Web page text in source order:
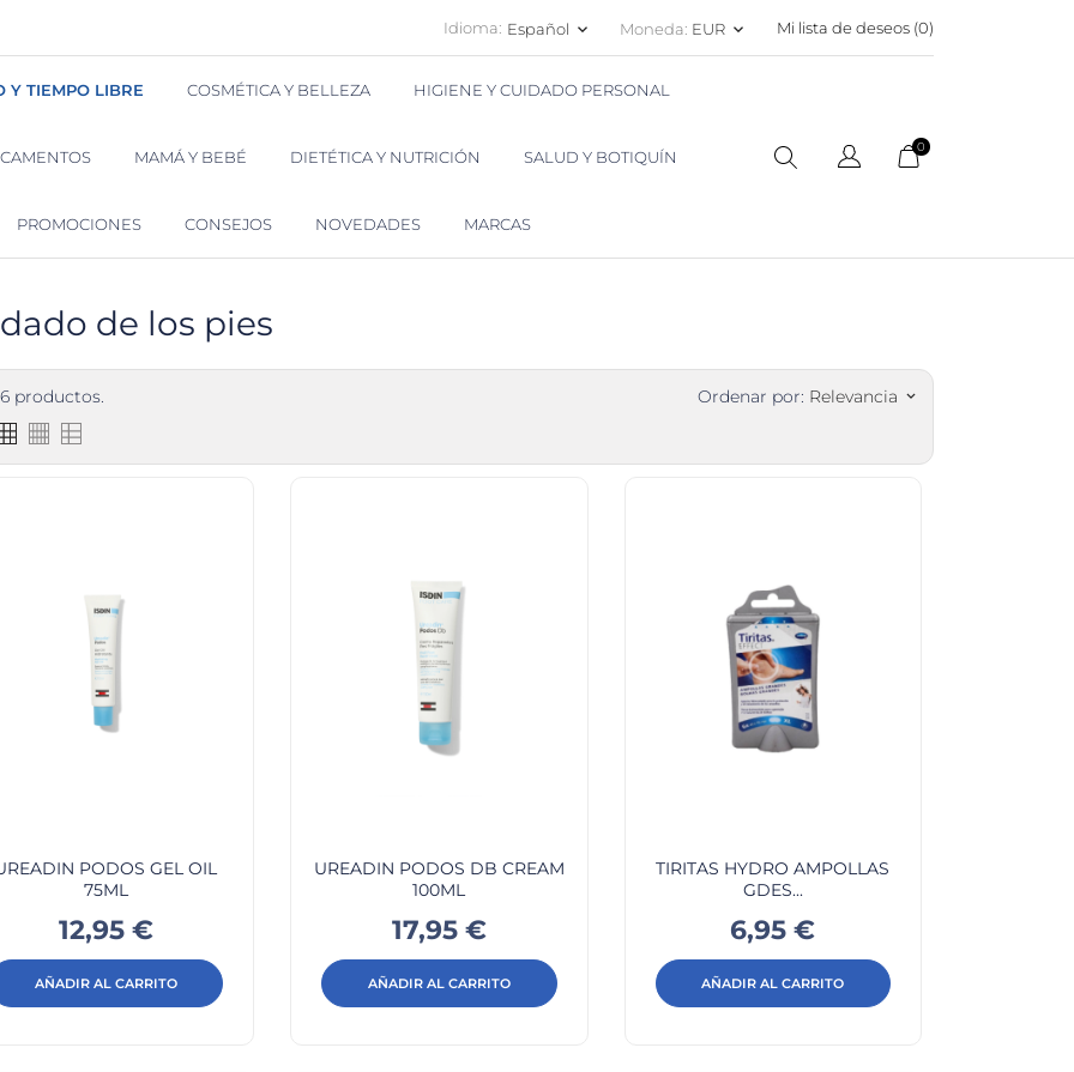
Idioma: Español keyboard_arrow_down Moneda: EUR keyboard_arrow_down Mi lista de deseos (0)
Y TIEMPO LIBRE COSMÉTICA Y BELLEZA HIGIENE Y CUIDADO PERSONAL
MAMÁ Y BEBÉ DIETÉTICA Y NUTRICIÓN SALUD Y BOTIQUÍN
PROMOCIONES CONSEJOS NOVEDADES MARCAS
0
de los pies
productos. Ordenar por: Relevancia keyboard_arrow_down
PODOS GEL OIL
75ML
Precio
12,95 €
AÑADIR AL CARRITO
UREADIN PODOS DB CREAM
100ML
Precio
17,95 €
AÑADIR AL CARRITO
TIRITAS HYDRO AMPOLLAS
GDES...
Precio
6,95 €
AÑADIR AL CARRITO